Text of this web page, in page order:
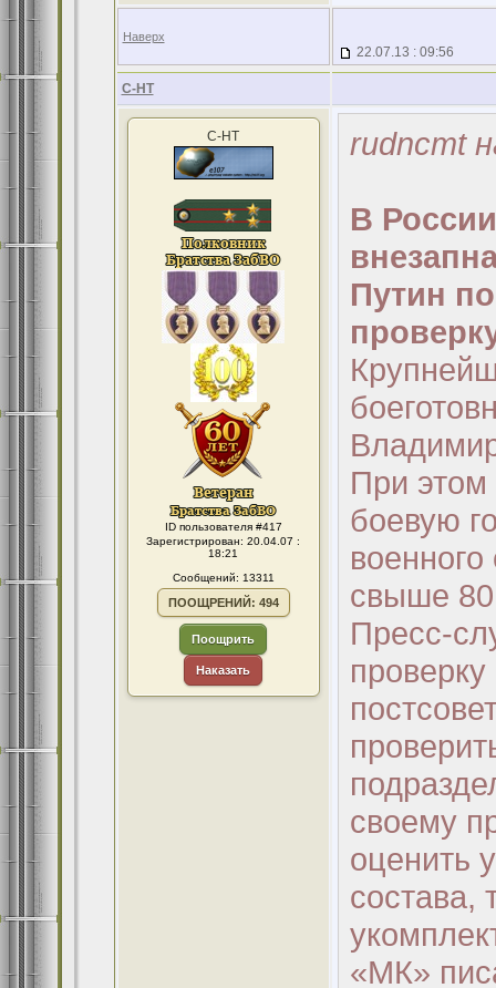
Наверх
22.07.13 : 09:56
С-НТ
С-НТ
ID пользователя #417
Зарегистрирован: 20.04.07 :
18:21
Сообщений: 13311
ПООЩРЕНИЙ: 494
Поощрить
Наказать
rudncmt
В
Путин
При
боевую
военного
свыше
Пресс-
своему
оценить
состава,
«МК»